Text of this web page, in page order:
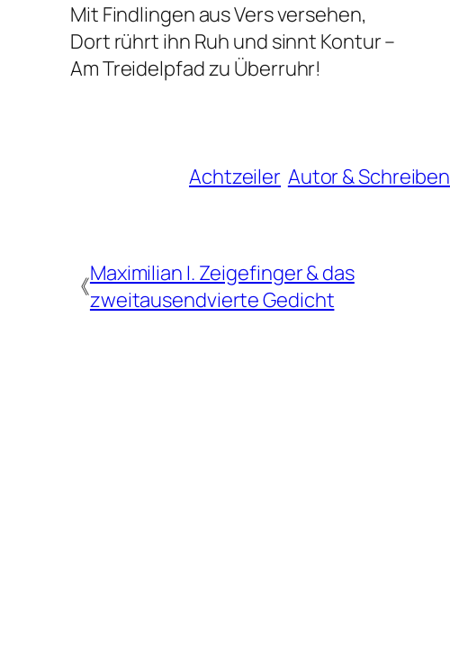
Mit Findlingen aus Vers versehen,
Dort rührt ihn Ruh und sinnt Kontur –
Am Treidelpfad zu Überruhr!
Achtzeiler Autor & Schreiben
《Maximilian I. Zeigefinger & das
zweitausendvierte Gedicht